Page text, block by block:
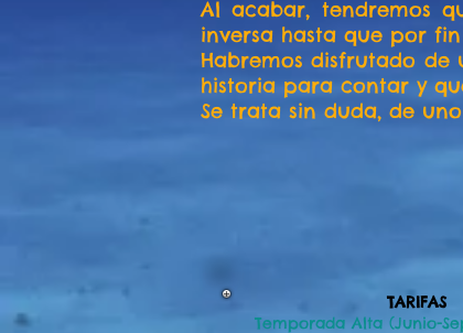
Al acabar, tendremos
inversa hasta que por
Habremos disfrutado
historia para contar y
Se trata sin duda, de
TARIFAS
Temporada Alta (Junio-